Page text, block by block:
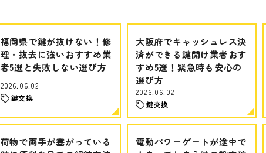
福岡県で鍵が抜けない！修
理・抜去に強いおすすめ業
者5選と失敗しない選び方
2026.06.02
鍵交換
大阪府でキャッシュレス決
済ができる鍵開け業者おす
すめ5選！緊急時も安心の
選び方
2026.06.02
鍵交換
荷物で両手が塞がっている
電動パワーゲートが途中で